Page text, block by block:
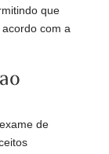
que
com a
de